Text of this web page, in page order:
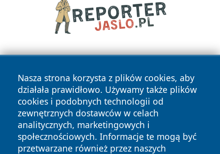
Nasza strona korzysta z plików cookies, aby
działała prawidłowo. Używamy także plików
cookies i podobnych technologii od
zewnętrznych dostawców w celach
analitycznych, marketingowych i
społecznościowych. Informacje te mogą być
przetwarzane również przez naszych
Copyright © 2026 katowicelove.pl Wszystkie prawa
zastrzeżone.